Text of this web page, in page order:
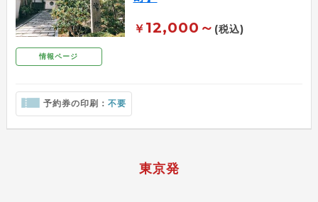
情報ページ
￥ 12,000～ (税込)
予約券の印刷： 不要
東京発